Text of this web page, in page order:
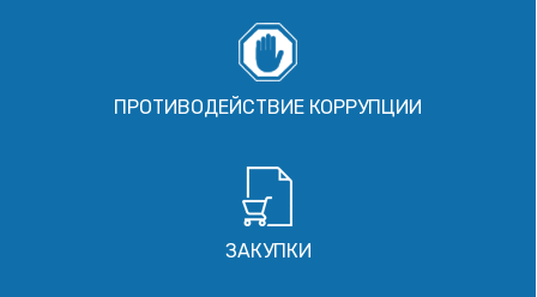
ПРОТИВОДЕЙСТВИЕ КОРРУПЦИИ
ЗАКУПКИ